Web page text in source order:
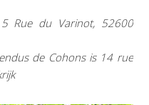
Rue du Varinot, 52600
de Cohons is 14 rue